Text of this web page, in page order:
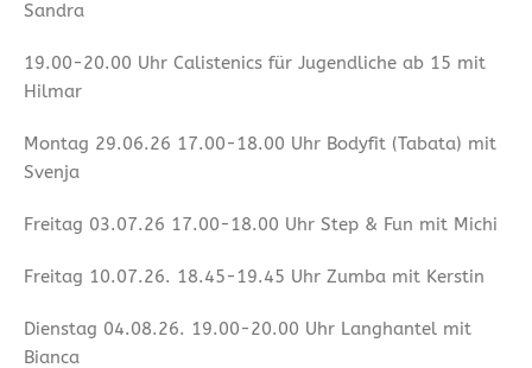
Sandra
19.00-20.00 Uhr Calistenics für Jugendliche ab 15 mit
Hilmar
Montag 29.06.26 17.00-18.00 Uhr Bodyfit (Tabata) mit
Svenja
Freitag 03.07.26 17.00-18.00 Uhr Step & Fun mit Michi
Freitag 10.07.26. 18.45-19.45 Uhr Zumba mit Kerstin
Dienstag 04.08.26. 19.00-20.00 Uhr Langhantel mit
Bianca